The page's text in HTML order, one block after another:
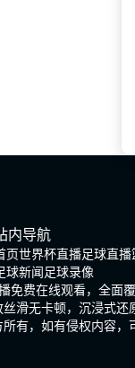
内导航
页世界杯直播足球直播
球新闻 足球录像
费在线观看，全面
滑无卡顿，沉浸式
有，如有侵权内容，